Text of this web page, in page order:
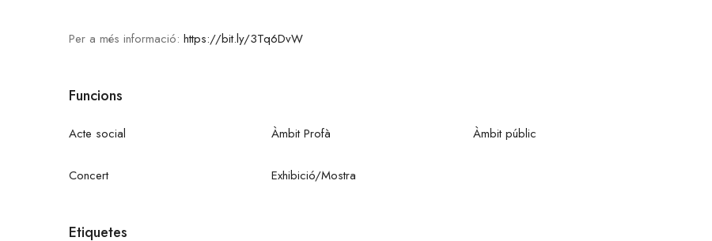
Per a més informació: https://bit.ly/3Tq6DvW
Funcions
Acte social Àmbit Profà Àmbit públic
Concert Exhibició/Mostra
Etiquetes